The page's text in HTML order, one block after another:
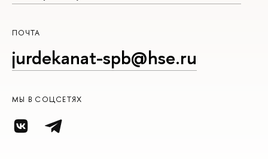
ПОЧТА
jurdekanat-spb@hse.ru
МЫ В СОЦСЕТЯХ